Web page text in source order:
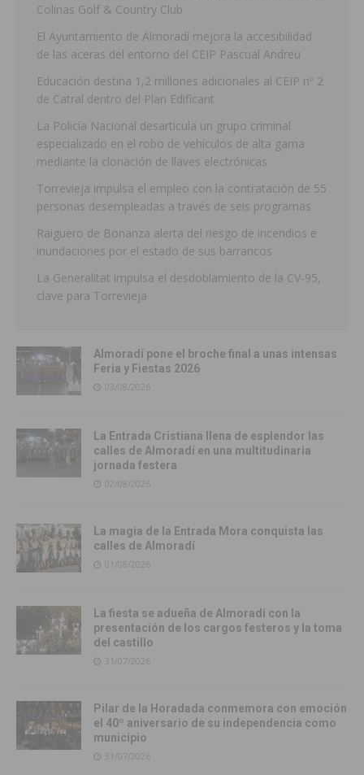
Colinas Golf & Country Club
El Ayuntamiento de Almoradí mejora la accesibilidad
de las aceras del entorno del CEIP Pascual Andreu
Educación destina 1,2 millones adicionales al CEIP nº 2
de Catral dentro del Plan Edificant
La Policía Nacional desarticula un grupo criminal
especializado en el robo de vehículos de alta gama
mediante la clonación de llaves electrónicas
Torrevieja impulsa el empleo con la contratación de 55
personas desempleadas a través de seis programas
Raiguero de Bonanza alerta del riesgo de incendios e
inundaciones por el estado de sus barrancos
La Generalitat impulsa el desdoblamiento de la CV-95,
clave para Torrevieja
Almoradí pone el broche final a unas intensas
Feria y Fiestas 2026
03/08/2026
La Entrada Cristiana llena de esplendor las
calles de Almoradí en una multitudinaria
jornada festera
02/08/2026
La magia de la Entrada Mora conquista las
calles de Almoradí
01/08/2026
La fiesta se adueña de Almoradí con la
presentación de los cargos festeros y la toma
del castillo
31/07/2026
Pilar de la Horadada conmemora con emoción
el 40º aniversario de su independencia como
municipio
31/07/2026